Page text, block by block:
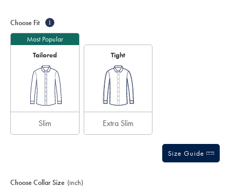
Actions
cart
Choose Fit i
Most Popular
Tailored
Slim
Tight
Extra Slim
Size Guide
Choose Collar Size (inch)